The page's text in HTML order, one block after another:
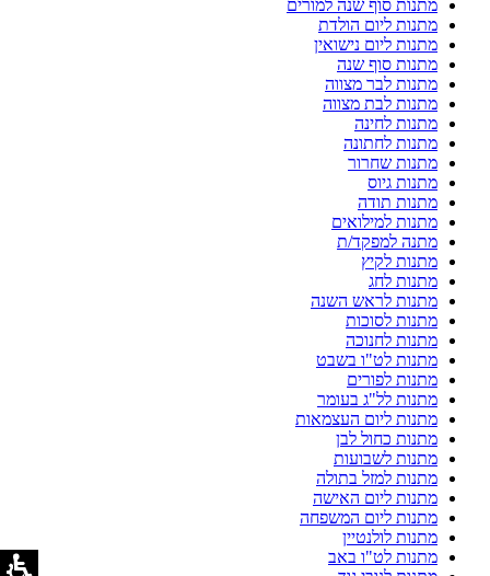
מתנות סוף שנה למורים
מתנות ליום הולדת
מתנות ליום נישואין
מתנות סוף שנה
מתנות לבר מצווה
מתנות לבת מצווה
מתנות לחינה
מתנות לחתונה
מתנות שחרור
מתנות גיוס
מתנות תודה
מתנות למילואים
מתנה למפקד/ת
מתנות לקיץ
מתנות לחג
מתנות לראש השנה
מתנות לסוכות
מתנות לחנוכה
מתנות לט"ו בשבט
מתנות לפורים
מתנות לל"ג בעומר
מתנות ליום העצמאות
מתנות כחול לבן
מתנות לשבועות
מתנות למזל בתולה
מתנות ליום האישה
מתנות ליום המשפחה
מתנות לולנטיין
מתנות לט"ו באב